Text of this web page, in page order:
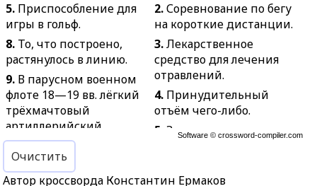
5. Приспособление для
игры в гольф.
8. То, что построено,
растянулось в линию.
9. В парусном военном
флоте 18—19 вв. лёгкий
трёхмачтовый
артиллерийский
корабль.
10.Противодействие,
препятствие.
2.Соревнование по бегу
на короткие дистанции.
3.Лекарственное
средство для лечения
отравлений.
4. Принудительный
отъём чего-либо.
5. Здание для
6.Нечто
Software ©crossword-compiler.com
Очистить
Автор кроссворда Константин Ермаков